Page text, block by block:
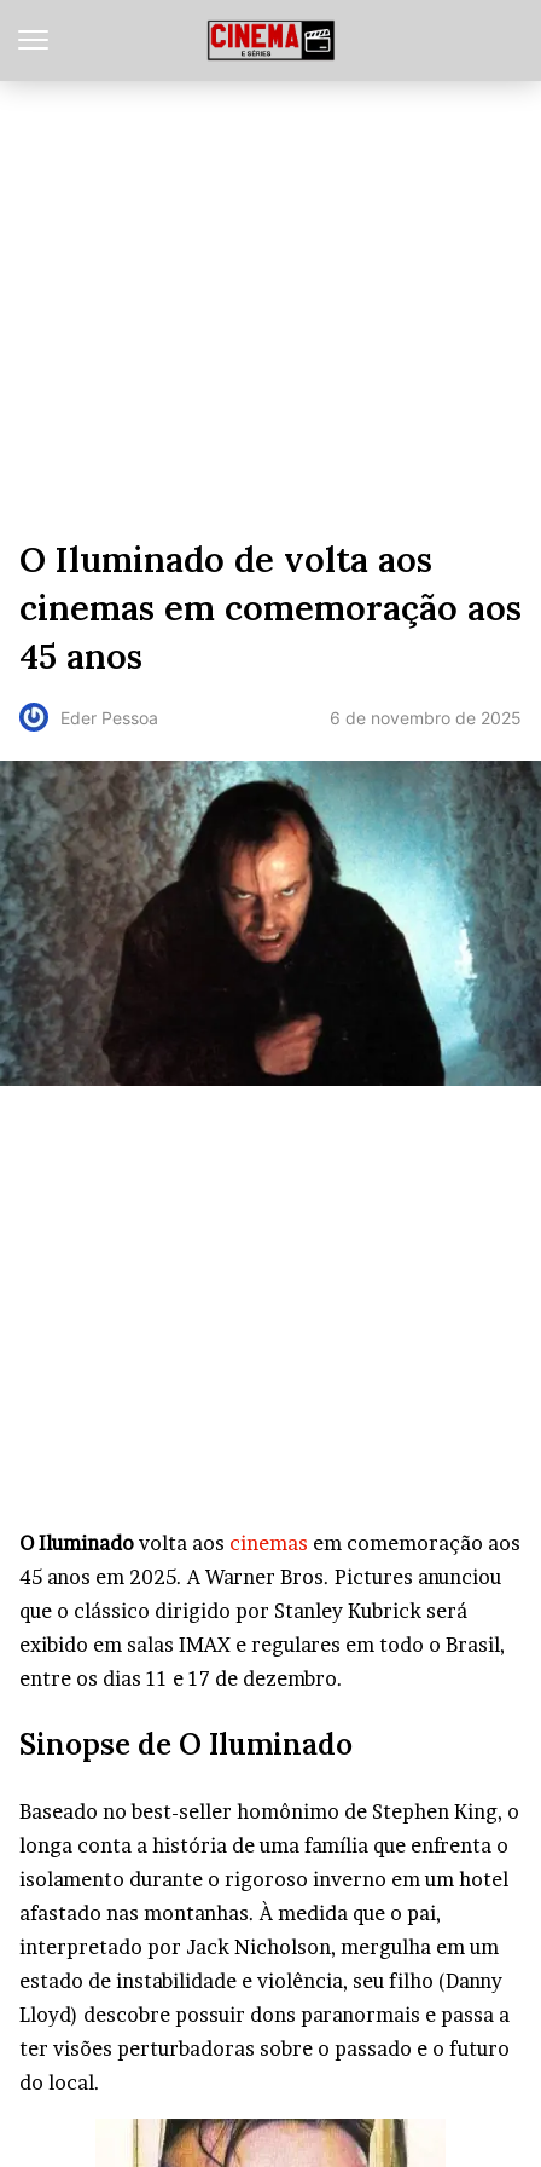
O Iluminado de volta aos
cinemas em comemoração aos
45 anos
Eder Pessoa 6 de novembro de 2025
O Iluminado volta aos cinemas em comemoração aos
45 anos em 2025. A Warner Bros. Pictures anunciou
que o clássico dirigido por Stanley Kubrick será
exibido em salas IMAX e regulares em todo o Brasil,
entre os dias 11 e 17 de dezembro.
Sinopse de O Iluminado
Baseado no best-seller homônimo de Stephen King, o
longa conta a história de uma família que enfrenta o
isolamento durante o rigoroso inverno em um hotel
afastado nas montanhas. À medida que o pai,
interpretado por Jack Nicholson, mergulha em um
estado de instabilidade e violência, seu filho (Danny
Lloyd) descobre possuir dons paranormais e passa a
ter visões perturbadoras sobre o passado e o futuro
do local.